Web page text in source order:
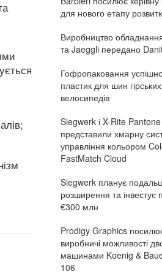
для нового етапу
Виробництво
та Jaeggli передано
Гофропаковання
пластик для шин гірських
велосипедів
Siegwerk і X-Rite Pantone
представили хмарну
управління кольором
FastMatch Cloud
Siegwerk планує
розширення та інвестує
€300 млн
Prodigy Graphics
виробничі можливості
машинами Koenig &
106